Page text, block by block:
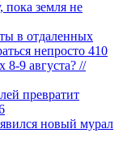
пока земля не
в отдаленных
непросто 410
8-9 августа? //
превратит
новый мурал